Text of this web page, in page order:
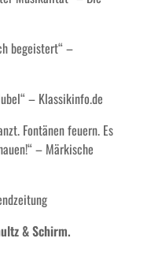
begeistert“ –
– Klassikinfo.de
Fontänen feuern. Es
– Märkische
& Schirm.